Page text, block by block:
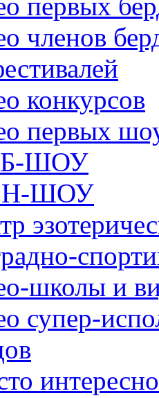
членов
конкурсов
первых
ШОУ
ШОУ
школы и
супер-